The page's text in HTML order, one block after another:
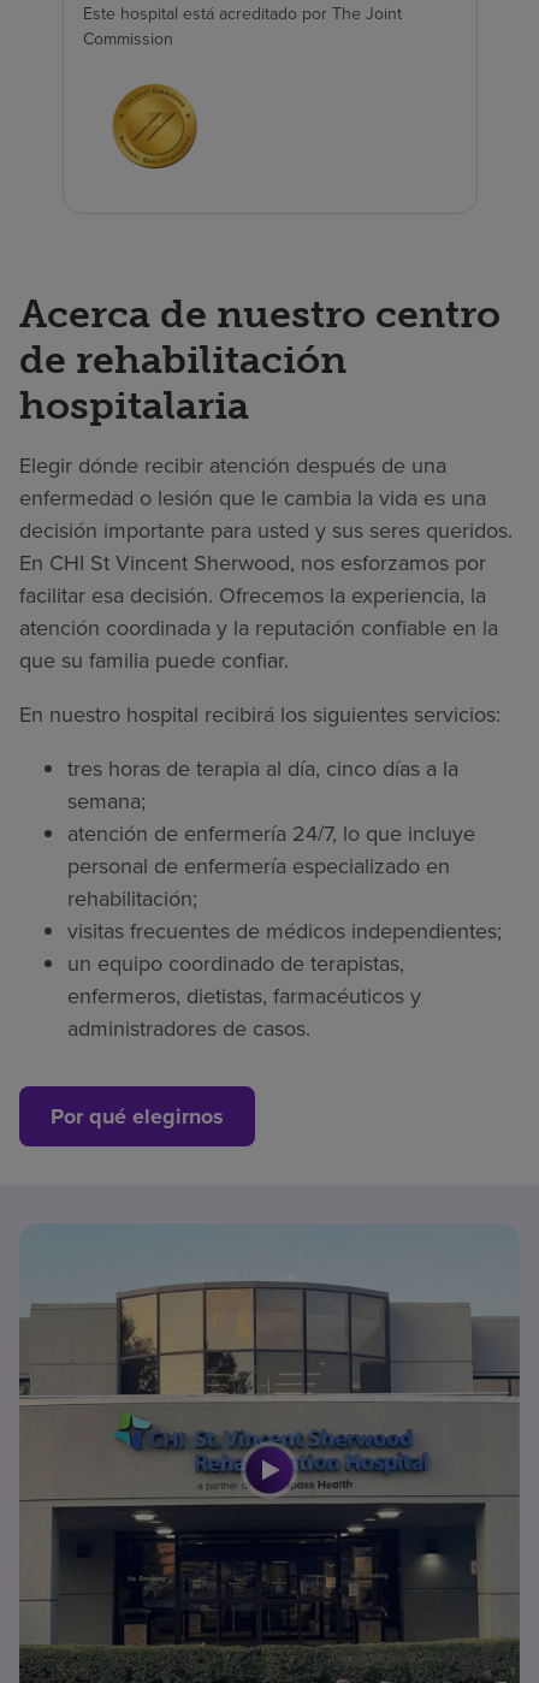
Este hospital está acreditado por The Joint
Commission
Acerca de nuestro centro
de rehabilitación
hospitalaria
Elegir dónde recibir atención después de una
enfermedad o lesión que le cambia la vida es una
decisión importante para usted y sus seres queridos.
En CHI St Vincent Sherwood, nos esforzamos por
facilitar esa decisión. Ofrecemos la experiencia, la
atención coordinada y la reputación confiable en la
que su familia puede confiar.
En nuestro hospital recibirá los siguientes servicios:
tres horas de terapia al día, cinco días a la
semana;
atención de enfermería 24/7, lo que incluye
personal de enfermería especializado en
rehabilitación;
visitas frecuentes de médicos independientes;
un equipo coordinado de terapistas,
enfermeros, dietistas, farmacéuticos y
administradores de casos.
Por qué elegirnos